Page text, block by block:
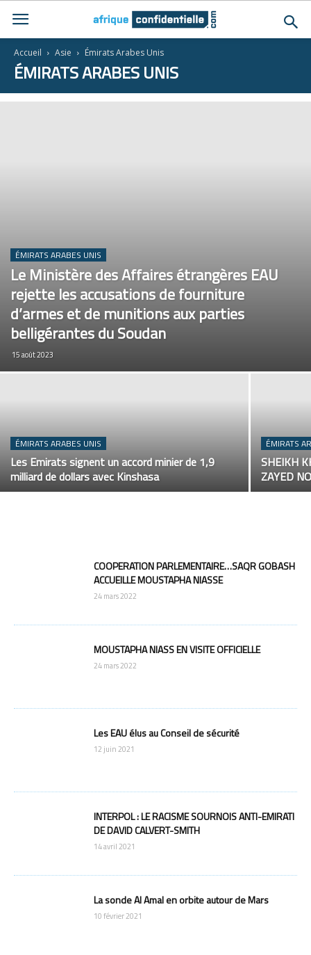
Accueil Asie Émirats Arabes Unis
ÉMIRATS ARABES UNIS
ÉMIRATS ARABES UNIS
Le Ministère des Affaires étrangères EAU
rejette les accusations de fourniture
d’armes et de munitions aux parties
belligérantes du Soudan
15 août 2023
ÉMIRATS ARABES UNIS
Les Emirats signent un accord minier de 1,9
milliard de dollars avec Kinshasa
ÉMIRATS
SHEIKH
ZAYED
COOPERATION PARLEMENTAIRE…SAQR GOBASH
ACCUEILLE MOUSTAPHA NIASSE
24 mars 2022
MOUSTAPHA NIASS EN VISITE OFFICIELLE
24 mars 2022
Les EAU élus au Conseil de sécurité
12 juin 2021
INTERPOL : LE RACISME SOURNOIS ANTI-EMIRATI
DE DAVID CALVERT-SMITH
14 avril 2021
La sonde Al Amal en orbite autour de Mars
10 février 2021